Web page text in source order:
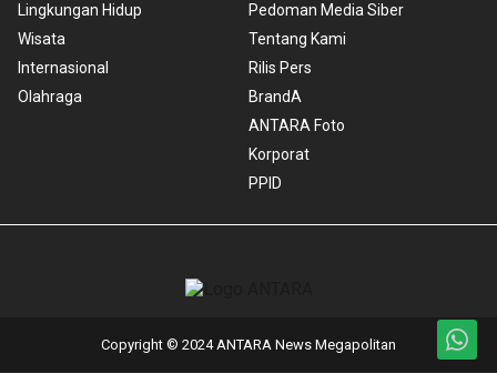
Lingkungan Hidup
Wisata
Internasional
Olahraga
Pedoman Media Siber
Tentang Kami
Rilis Pers
BrandA
ANTARA Foto
Korporat
PPID
Copyright © 2024 ANTARA News Megapolitan